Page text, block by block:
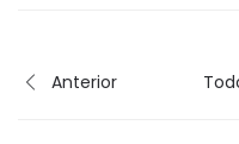
Anterior